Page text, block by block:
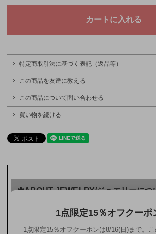
特定商取引法に基づく表記（返品等）
この商品を友達に教える
この商品について問い合わせる
買い物を続ける